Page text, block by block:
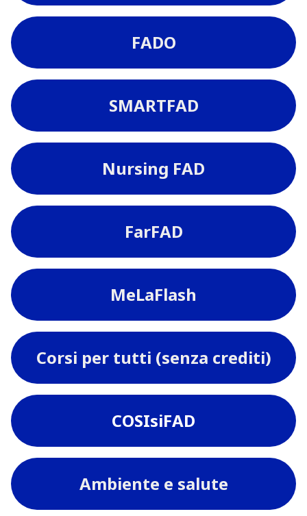
FADO
SMARTFAD
Nursing FAD
FarFAD
MeLaFlash
Corsi per tutti (senza crediti)
COSIsiFAD
Ambiente e salute